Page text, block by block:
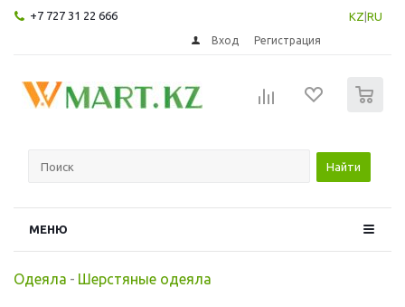
+7 727 31 22 666 KZ RU
Вход Регистрация
Найти
МЕНЮ
Одеяла - Шерстяные одеяла